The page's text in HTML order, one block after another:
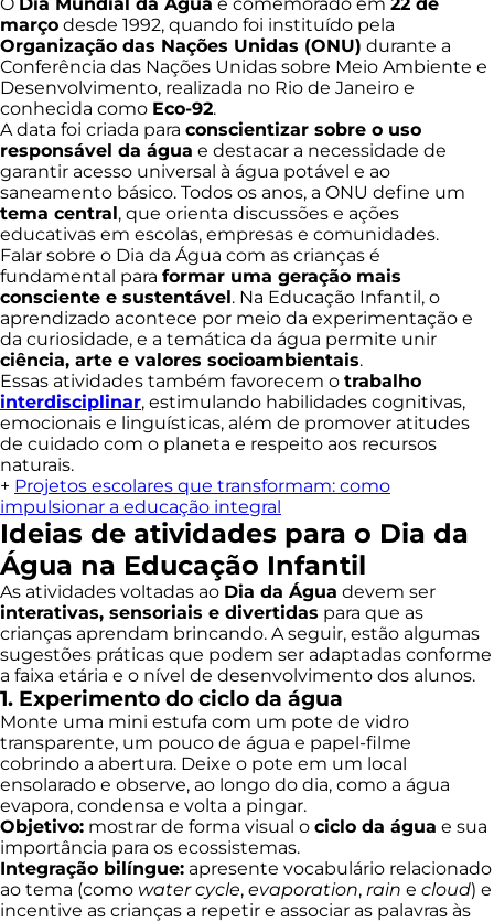
março desde 1992, quando foi instituído pela
Organização das Nações Unidas (ONU) durante a
Conferência das Nações Unidas sobre Meio Ambiente e
Desenvolvimento, realizada no Rio de Janeiro e
conhecida como Eco-92.
A data foi criada para conscientizar sobre o uso
responsável da água e destacar a necessidade de
garantir acesso universal à água potável e ao
saneamento básico. Todos os anos, a ONU define um
tema central, que orienta discussões e ações
educativas em escolas, empresas e comunidades.
Falar sobre o Dia da Água com as crianças é
fundamental para formar uma geração mais
consciente e sustentável. Na Educação Infantil, o
aprendizado acontece por meio da experimentação e
da curiosidade, e a temática da água permite unir
ciência, arte e valores socioambientais.
Essas atividades também favorecem o trabalho
interdisciplinar, estimulando habilidades cognitivas,
emocionais e linguísticas, além de promover atitudes
de cuidado com o planeta e respeito aos recursos
naturais.
+ Projetos escolares que transformam: como
impulsionar a educação integral
Ideias de atividades para o Dia da
Água na Educação Infantil
As atividades voltadas ao Dia da Água devem ser
interativas, sensoriais e divertidas para que as
crianças aprendam brincando. A seguir, estão algumas
sugestões práticas que podem ser adaptadas conforme
a faixa etária e o nível de desenvolvimento dos alunos.
1. Experimento do ciclo da água
Monte uma mini estufa com um pote de vidro
transparente, um pouco de água e papel-filme
cobrindo a abertura. Deixe o pote em um local
ensolarado e observe, ao longo do dia, como a água
evapora, condensa e volta a pingar.
Objetivo: mostrar de forma visual o ciclo da água e sua
importância para os ecossistemas.
Integração bilíngue: apresente vocabulário relacionado
ao tema (como water cycle, evaporation, rain e cloud) e
incentive as crianças a repetir e associar as palavras às